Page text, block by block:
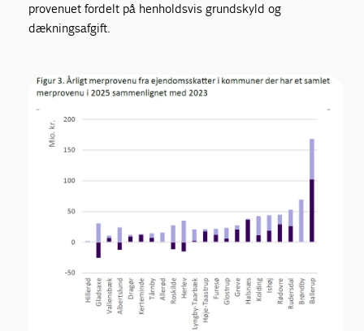
provenuet fordelt på henholdsvis grundskyld og
dækningsafgift.